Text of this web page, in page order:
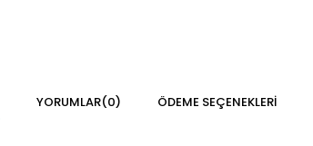
YORUMLAR(0) ÖDEME SEÇENEKLERI